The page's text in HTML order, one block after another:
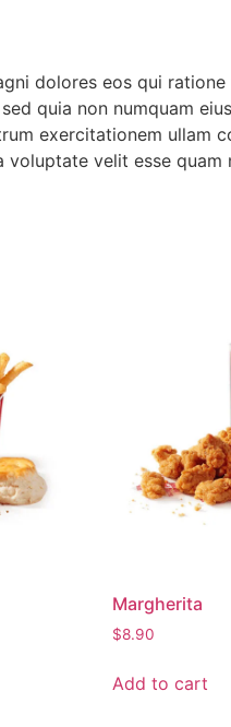
dolores eos qui
quia non numquam
exercitationem ullam
voluptate velit esse quam
Margherita
$8.90
Add to cart